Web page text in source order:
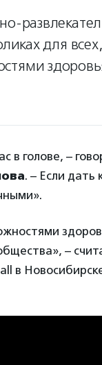
для
в голове, –
. – Если
–
в